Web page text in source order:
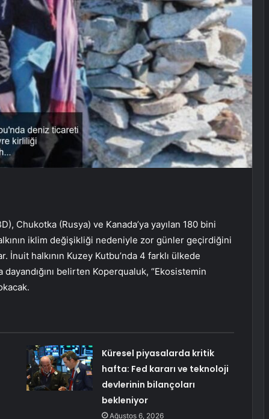
Chukotka (Rusya) ve Kanada’ya yayılan 180 bini
iklim değişikliği nedeniyle zor günler geçirdiğini
halkının Kuzey Kutbu’nda 4 farklı ülkede
belirten Koperqualuk, “Ekosistemin
Küresel piyasalarda kritik
hafta: Fed kararı ve teknoloji
devlerinin bilançoları
bekleniyor
Ağustos 6, 2026